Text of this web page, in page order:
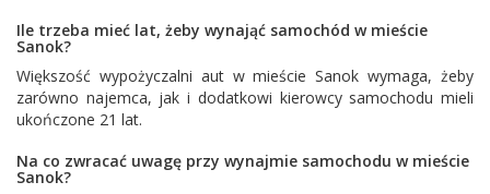
Ile trzeba mieć lat, żeby wynająć samochód w mieście
Sanok?
Większość wypożyczalni aut w mieście Sanok wymaga, żeby
zarówno najemca, jak i dodatkowi kierowcy samochodu mieli
ukończone 21 lat.
Na co zwracać uwagę przy wynajmie samochodu w mieście
Sanok?